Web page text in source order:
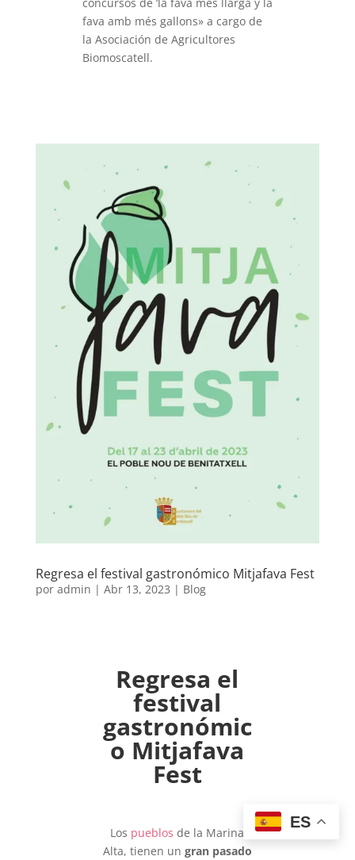
fava amb més gallons» a cargo de
la Asociación de Agricultores
Biomoscatell.
Regresa el festival gastronómico Mitjafava Fest
por admin | Abr 13, 2023 | Blog
Regresa el
festival
gastronómic
o Mitjafava
Fest
Los pueblos de la Marina
Alta, tienen un gran pasado
ES